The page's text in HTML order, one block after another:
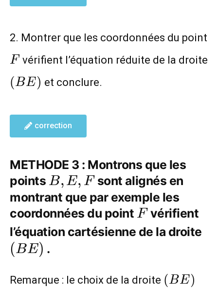
2. Montrer que les coordonnées du point
F
F vérifient l’équation réduite de la droite
(BE)
(BE) et conclure.
correction
METHODE 3 : Montrons que les
points B,
E,
F
B, E, Fsont alignés en
montrant que par exemple les
coordonnées du point F
Fvérifient
l’équation cartésienne de la droite
(BE) .
Remarque : le choix de la droite (BE)
(BE)